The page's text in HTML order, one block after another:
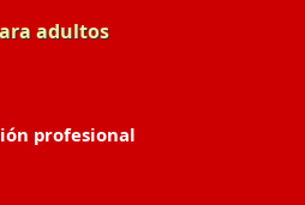
adultos
profesional